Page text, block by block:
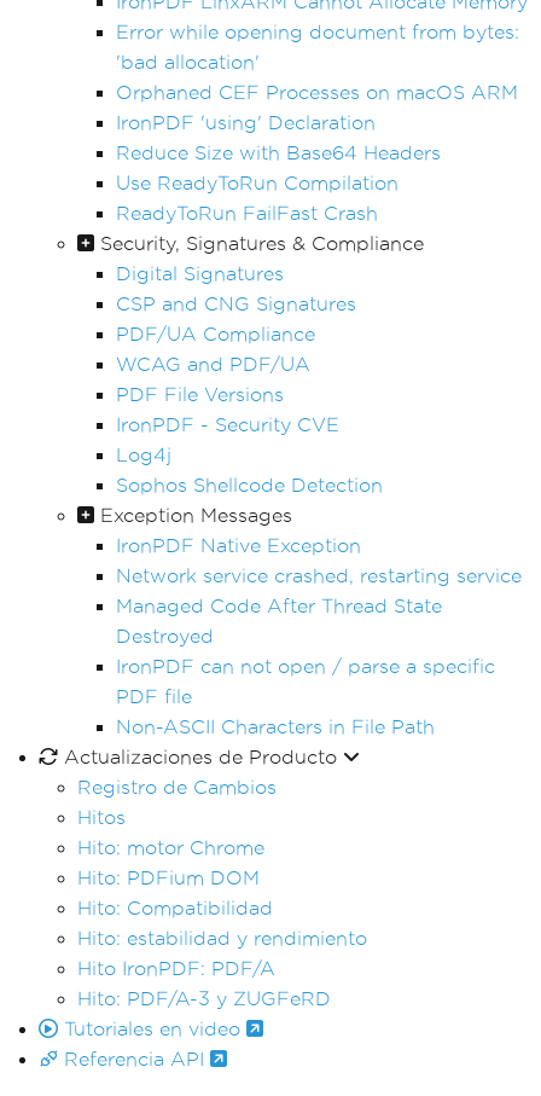
Error while opening document from bytes:
'bad allocation'
Orphaned CEF Processes on macOS ARM
IronPDF 'using' Declaration
Reduce Size with Base64 Headers
Use ReadyToRun Compilation
ReadyToRun FailFast Crash
Security, Signatures & Compliance
Digital Signatures
CSP and CNG Signatures
PDF/UA Compliance
WCAG and PDF/UA
PDF File Versions
IronPDF - Security CVE
Log4j
Sophos Shellcode Detection
Exception Messages
IronPDF Native Exception
Network service crashed, restarting service
Managed Code After Thread State
Destroyed
IronPDF can not open / parse a specific
PDF file
Non-ASCII Characters in File Path
Actualizaciones de Producto
Registro de Cambios
Hitos
Hito: motor Chrome
Hito: PDFium DOM
Hito: Compatibilidad
Hito: estabilidad y rendimiento
Hito IronPDF: PDF/A
Hito: PDF/A-3 y ZUGFeRD
Tutoriales en video
Referencia API